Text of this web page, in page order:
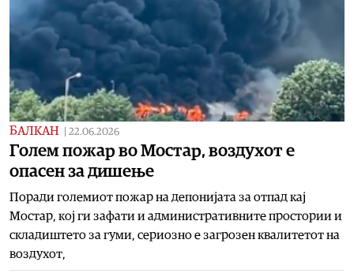
БАЛКАН 22.06.2026
Голем пожар во Мостар, воздухот е
опасен за дишење
Поради големиот пожар на депонијата за отпад кај
Мостар, кој ги зафати и административните простории и
складиштето за гуми, сериозно е загрозен квалитетот на
воздухот,